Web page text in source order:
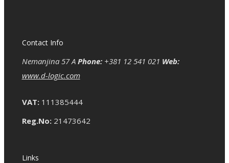
Contact Info
Nemanjina 57 A Phone:+381 12 541 021 Web:
www.d-logic.com
VAT:111385444
Reg.No:21473642
Links